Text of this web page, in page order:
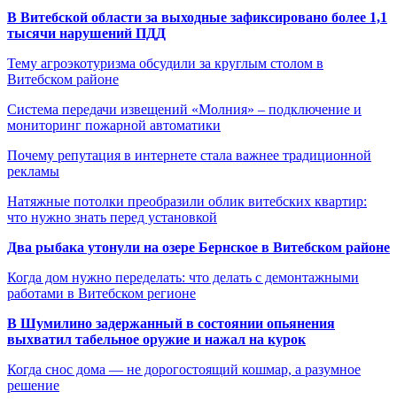
В Витебской области за выходные зафиксировано более 1,1
тысячи нарушений ПДД
Тему агроэкотуризма обсудили за круглым столом в
Витебском районе
Система передачи извещений «Молния» – подключение и
мониторинг пожарной автоматики
Почему репутация в интернете стала важнее традиционной
рекламы
Натяжные потолки преобразили облик витебских квартир:
что нужно знать перед установкой
Два рыбака утонули на озере Бернское в Витебском районе
Когда дом нужно переделать: что делать с демонтажными
работами в Витебском регионе
В Шумилино задержанный в состоянии опьянения
выхватил табельное оружие и нажал на курок
Когда снос дома — не дорогостоящий кошмар, а разумное
решение